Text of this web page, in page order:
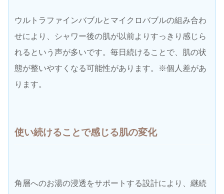
ウルトラファインバブルとマイクロバブルの組み合わ
せにより、シャワー後の肌が以前よりすっきり感じら
れるという声が多いです。毎日続けることで、肌の状
態が整いやすくなる可能性があります。※個人差があ
ります。
使い続けることで感じる肌の変化
角層へのお湯の浸透をサポートする設計により、継続